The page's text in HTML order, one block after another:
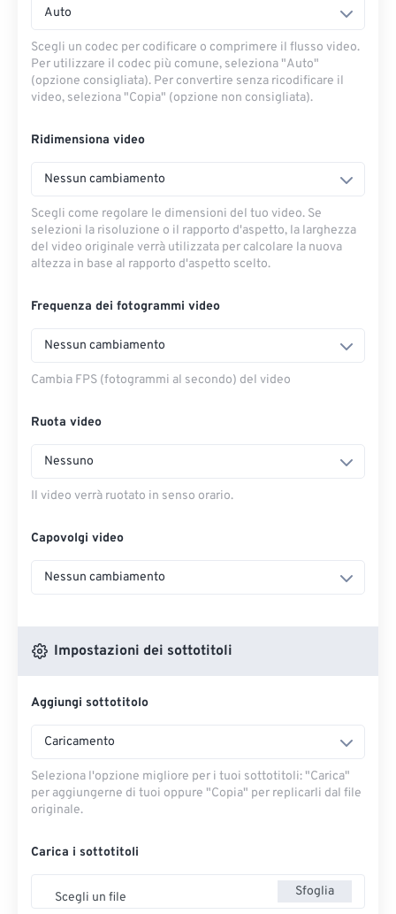
Auto
Scegli un codec per codificare o comprimere il flusso video.
Per utilizzare il codec più comune, seleziona "Auto"
(opzione consigliata). Per convertire senza ricodificare il
video, seleziona "Copia" (opzione non consigliata).
Ridimensiona video
Nessun cambiamento
Scegli come regolare le dimensioni del tuo video. Se
selezioni la risoluzione o il rapporto d'aspetto, la larghezza
del video originale verrà utilizzata per calcolare la nuova
altezza in base al rapporto d'aspetto scelto.
Frequenza dei fotogrammi video
Nessun cambiamento
Cambia FPS (fotogrammi al secondo) del video
Ruota video
Nessuno
Il video verrà ruotato in senso orario.
Capovolgi video
Nessun cambiamento
Impostazioni dei sottotitoli
Aggiungi sottotitolo
Caricamento
Seleziona l'opzione migliore per i tuoi sottotitoli: "Carica" ​​
per aggiungerne di tuoi oppure "Copia" per replicarli dal file
originale.
Carica i sottotitoli
Scegli un file Sfoglia